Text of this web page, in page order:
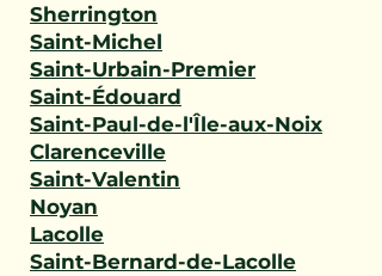
Sherrington
Saint-Michel
Saint-Urbain-Premier
Saint-Édouard
Saint-Paul-de-l'Île-aux-Noix
Clarenceville
Saint-Valentin
Noyan
Lacolle
Saint-Bernard-de-Lacolle